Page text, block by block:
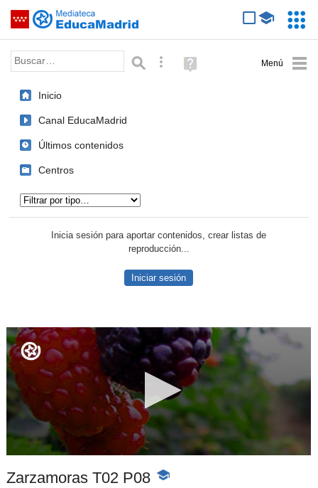
Saltar navegación
Palabra o frase: Búsqueda avanzada
Ayuda
(en
Inicio
Canal EducaMadrid
Últimos contenidos
Centros
Inicia sesión para aportar contenidos, crear listas de
reproducción...
Iniciar sesión
Zarzamoras T02 P08 -